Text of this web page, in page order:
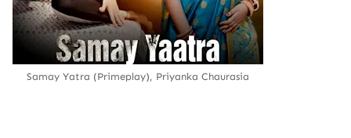
Samay Yatra (Primeplay), Priyanka Chaurasia